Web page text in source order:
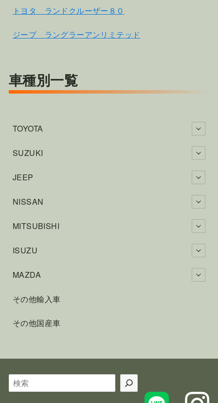
トヨタ ランドクルーザー８０
ジープ ラングラーアンリミテッド
車種別一覧
TOYOTA
SUZUKI
JEEP
NISSAN
MITSUBISHI
ISUZU
MAZDA
その他輸入車
その他国産車
検
索